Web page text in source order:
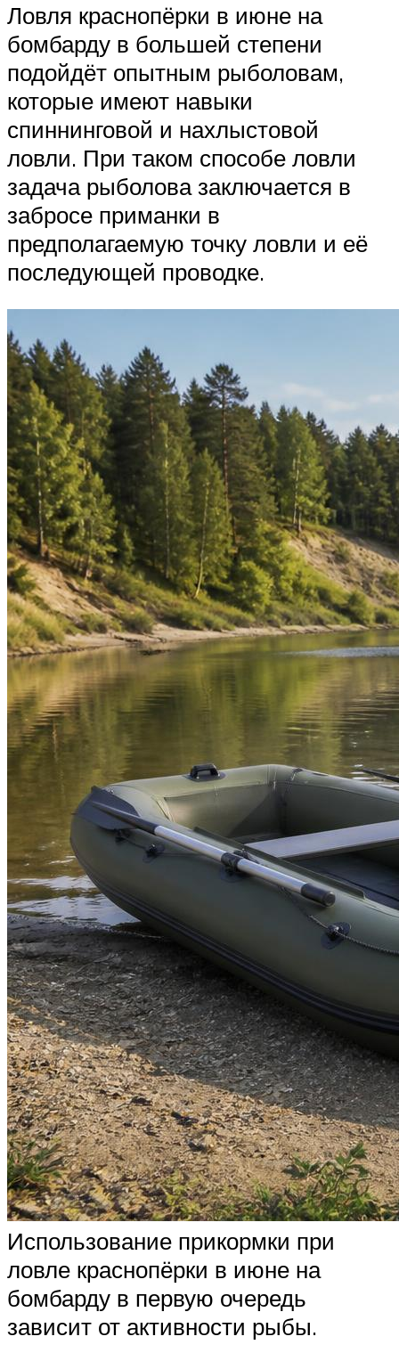
Ловля краснопёрки в июне на
бомбарду в большей степени
подойдёт опытным рыболовам,
которые имеют навыки
спиннинговой и нахлыстовой
ловли. При таком способе ловли
задача рыболова заключается в
забросе приманки в
предполагаемую точку ловли и её
последующей проводке.
Использование прикормки при
ловле краснопёрки в июне на
бомбарду в первую очередь
зависит от активности рыбы.